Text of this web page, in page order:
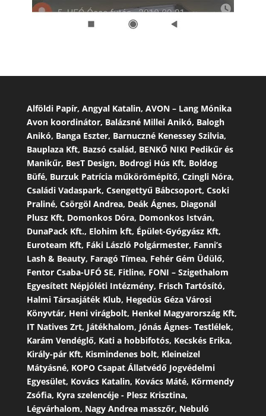
Alföldi Papír, Angyal Katalin, AVON – Lang Mónika
Avon koordinátor, Balázsné Millei Anikó, Balogh
Anikó, Banga Eszter, Barnuczné Kenessey Szilvia,
Bauplaza Kft, Bazsó család, BENKŐ NIKI Pedikűr és
Manikűr, BesT Design, Bodrogi Hús Kft, Boldog
Büfé, Burzuk Patrícia műkörömépítő, Czingli Nóra,
Családi Vadaspark, Csengettyű Bábcsoport, Csoki
Praliné, Csörgöl Andrea, Deák Ágnes, Diagonál
Plusz Kft, Domonkos Dóra, Domonkos István,
DunaPack Kft., Elohim kft, Épület-Gyógyász Kft,
Euroteam Kft, Fáki László Polgármester, Fanni’s
Lash & Beauty, Faragó Tímea, Fehér Gém Üdülő,
Fentor Csaba-UFÓ SE, Fitline, FONI – Szigethalom
Egyesített Népjóléti Intézmény, Frisch Tartósító,
Halmi Társasjáték Klub, Hegedüs Géza Városi
Könyvtár, Heni virágbolt, Henkel Magyarország Kft,
IT Natives Zrt, Játékhalom, Jónás Ágnes- Testlélek,
Karám Vendéglő, Kati a hobbifotós, Kecskés Erika,
Király-pár Kft, Kismindenes bolt, Kleineizel
Mátyásné, KOPO Csapat Állatvédő Jogvédelmi
Egyesület, Kovács Katalin, Kovács Máté, Körmendy
Zsófia, Kyra szelencéje - Plesz Krisztina,
Légvárhalom, Nagy Andrea masszőr, Nebuló